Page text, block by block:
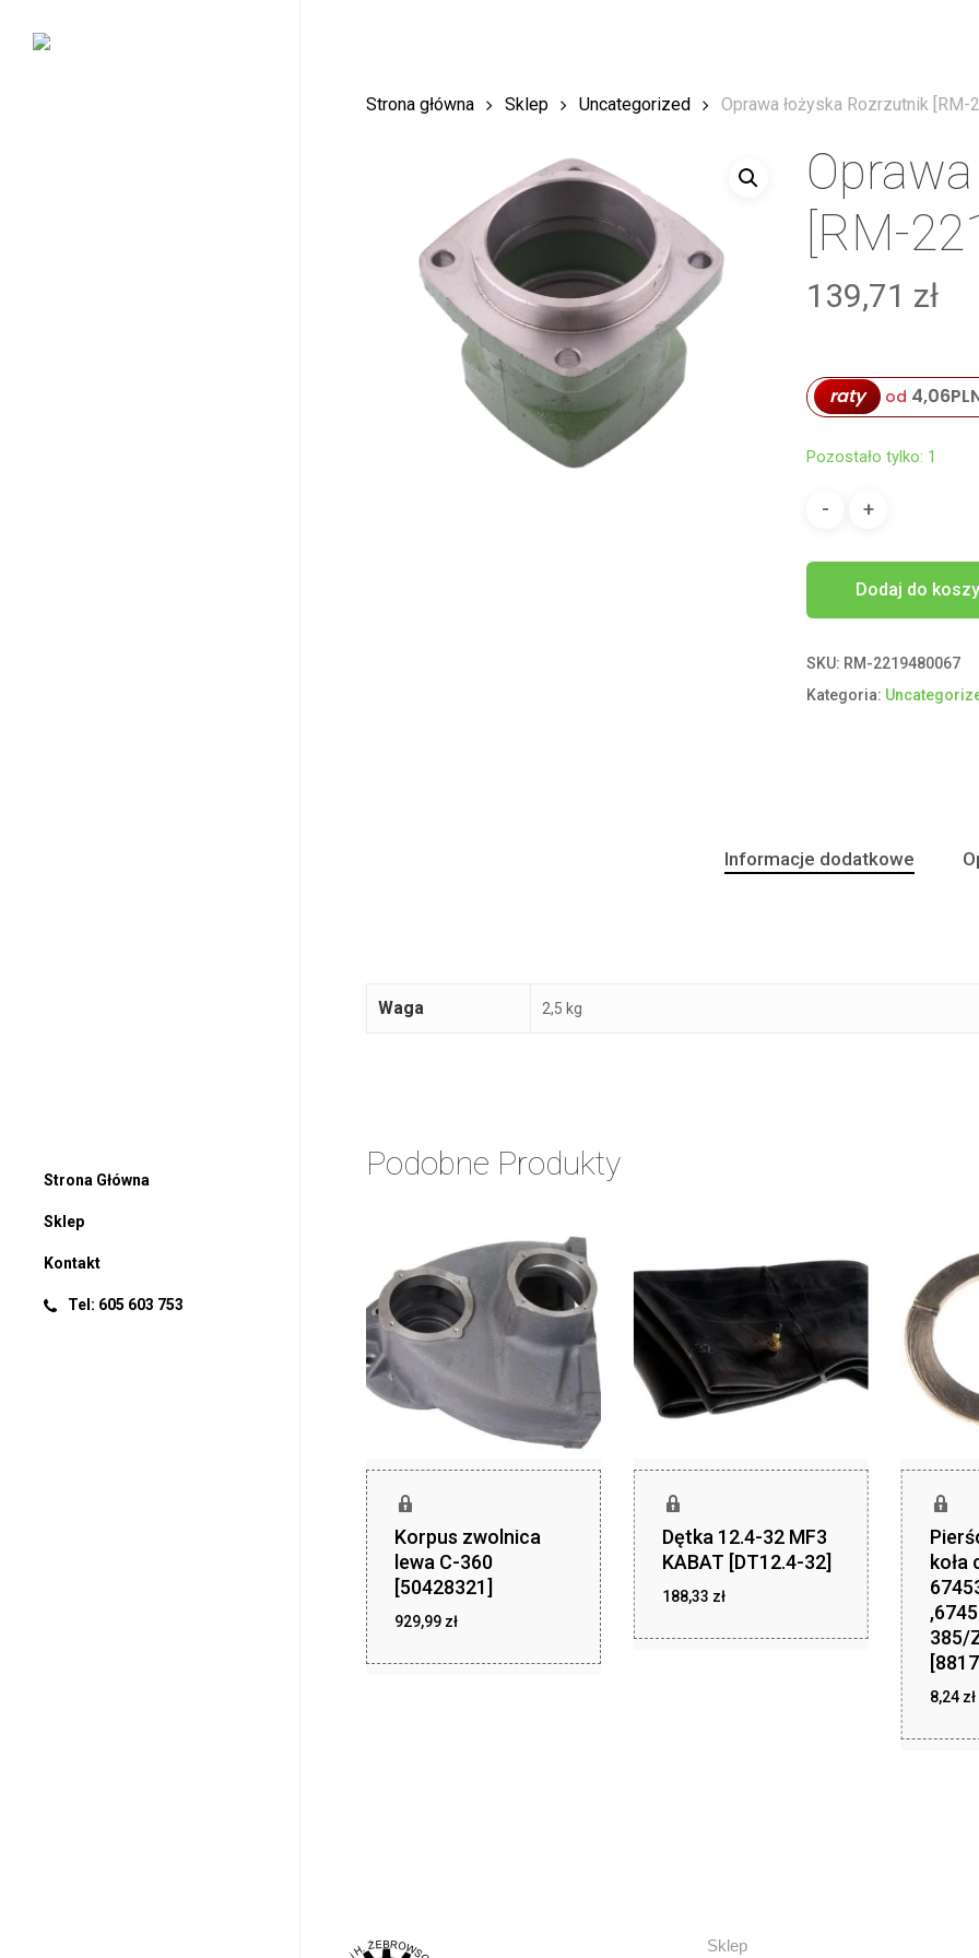
Strona Główna
Sklep
Kontakt
Tel: 605 603 753
Strona główna Sklep Uncategorized Oprawa łożyska Rozrzutnik
[RM-
139,71 zł
raty od 4,06
Pozostało tylko: 1
Dodaj do
SKU: RM-2219480067
Kategoria:
Informacje dodatkowe
Waga 2,5 kg
Podobne Produkty
Korpus zwolnica
lewa C-360
[50428321]
929,99 zł
Dętka 12.4-32 MF3
KABAT [DT12.4-32]
188,33 zł
koła
385/
8,24 zł
Sklep